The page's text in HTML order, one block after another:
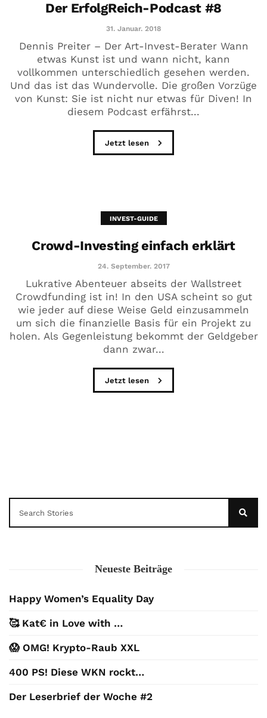
Der ErfolgReich-Podcast #8
31. Januar. 2018
Dennis Preiter – Der Art-Invest-Berater Wann
etwas Kunst ist und wann nicht, kann
vollkommen unterschiedlich gesehen werden.
Und das ist das Wundervolle. Die großen Vorzüge
von Kunst: Sie ist nicht nur etwas für Diven! In
diesem Podcast erfährst...
Jetzt lesen
INVEST-GUIDE
Crowd-Investing einfach erklärt
24. September. 2017
Lukrative Abenteuer abseits der Wallstreet
Crowdfunding ist in! In den USA scheint so gut
wie jeder auf diese Weise Geld einzusammeln
um sich die finanzielle Basis für ein Projekt zu
holen. Als Gegenleistung bekommt der Geldgeber
dann zwar...
Jetzt lesen
Neueste Beiträge
Happy Women’s Equality Day
🥰 Kat€ in Love with …
😱 OMG! Krypto-Raub XXL
400 PS! Diese WKN rockt…
Der Leserbrief der Woche #2